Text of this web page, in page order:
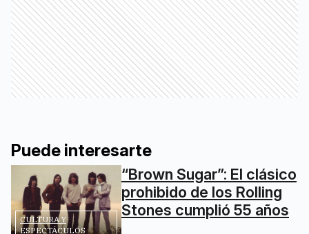
Puede interesarte
CULTURA Y
ESPECTÁCULOS
“Brown Sugar”: El clásico
prohibido de los Rolling
Stones cumplió 55 años